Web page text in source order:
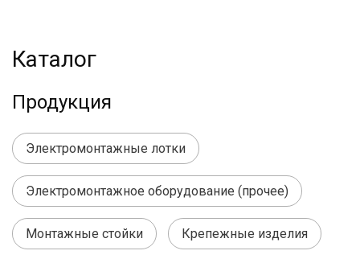
Каталог
Продукция
Электромонтажные лотки
Электромонтажное оборудование (прочее)
Монтажные стойки Крепежные изделия